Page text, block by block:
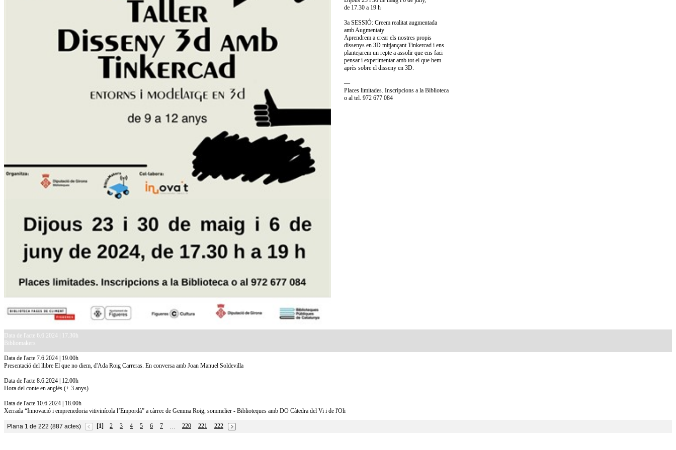
de 17.30 a 19 h
3a SESSIÓ: Creem realitat augmentada
amb Augmentaty
Aprendrem a crear els nostres propis
dissenys en 3D mitjançant Tinkercad i ens
plantejarem un repte a assolir que ens faci
pensar i experimentar amb tot el que hem
après sobre el disseny en 3D.
—
Places limitades. Inscripcions a la Biblioteca
o al tel. 972 677 084
Data de l'acte 6.6.2024 | 17.30h
Bibliomakers
Data de l'acte 7.6.2024 | 19.00h
Presentació del llibre El que no diem, d'Ada Roig Carreras. En conversa amb Joan Manuel Soldevilla
Data de l'acte 8.6.2024 | 12.00h
Hora del conte en anglès (+ 3 anys)
Data de l'acte 10.6.2024 | 18.00h
Xerrada “Innovació i emprenedoria vitivinícola l’Empordà” a càrrec de Gemma Roig, sommelier - Biblioteques amb DO Càtedra del Vi i de l'Oli
Plana 1 de 222 (887 actes) [1] 2 3 4 5 6 7 … 220 221
222